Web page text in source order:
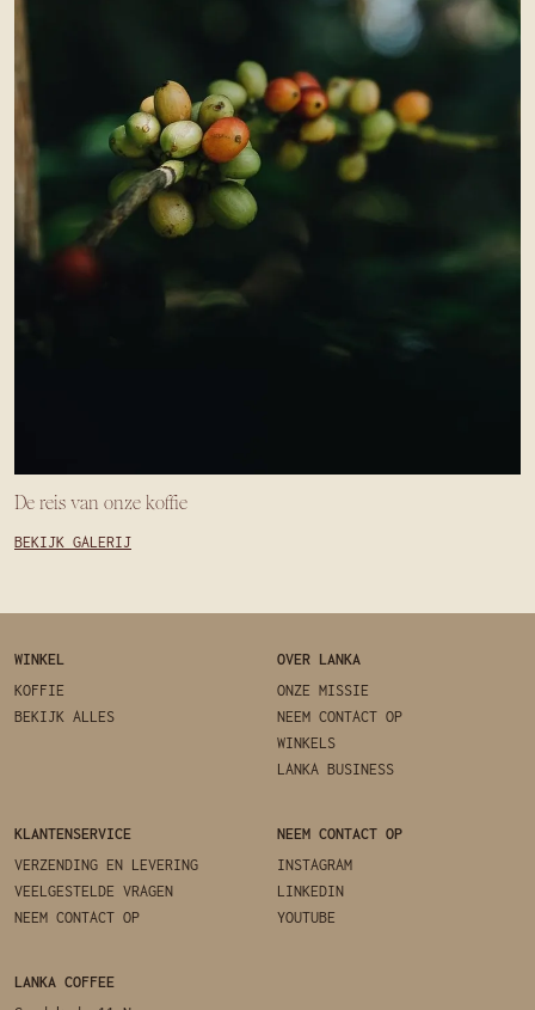
De reis van onze koffie
BEKIJK GALERIJ
WINKEL
KOFFIE
BEKIJK ALLES
OVER LANKA
ONZE MISSIE
NEEM CONTACT OP
WINKELS
LANKA BUSINESS
KLANTENSERVICE
VERZENDING EN LEVERING
VEELGESTELDE VRAGEN
NEEM CONTACT OP
NEEM CONTACT OP
INSTAGRAM
LINKEDIN
YOUTUBE
LANKA COFFEE